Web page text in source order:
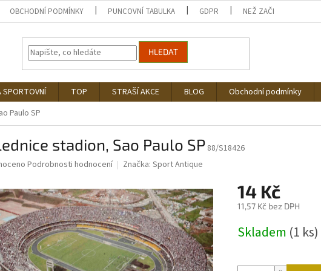
OBCHODNÍ PODMÍNKY PUNCOVNÍ TABULKA GDPR NEŽ ZAČNU NAKUPOVAT
HLEDAT
SPORTOVNÍ TOP STRAŠÍ AKCE BLOG Obchodní podmínky
Paulo SP
stadion, Sao Paulo SP88/S18426
Podrobnosti hodnocení Značka: Sport Antique
14 Kč
11,57 Kč bez DPH
cena:
Skladem (1 ks)